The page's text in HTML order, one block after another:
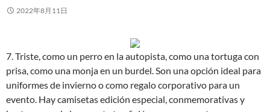
2022年8月11日
7. Triste, como un perro en la autopista, como una tortuga con
prisa, como una monja en un burdel. Son una opción ideal para
uniformes de invierno o como regalo corporativo para un
evento. Hay camisetas edición especial, conmemorativas y